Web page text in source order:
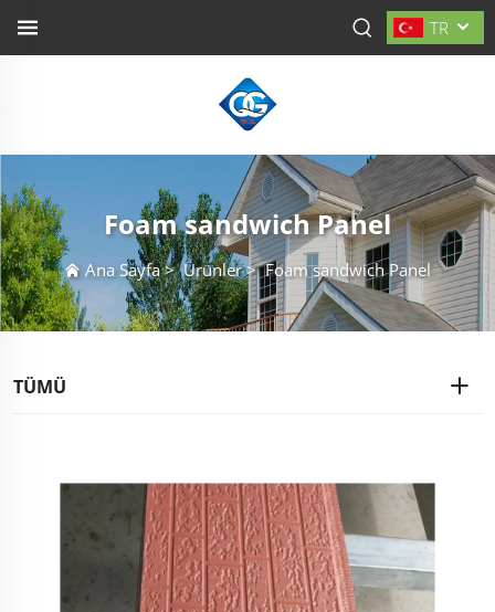
TR
Foam sandwich Panel
Ana Sayfa>Ürünler>Foam sandwich Panel
TÜMÜ